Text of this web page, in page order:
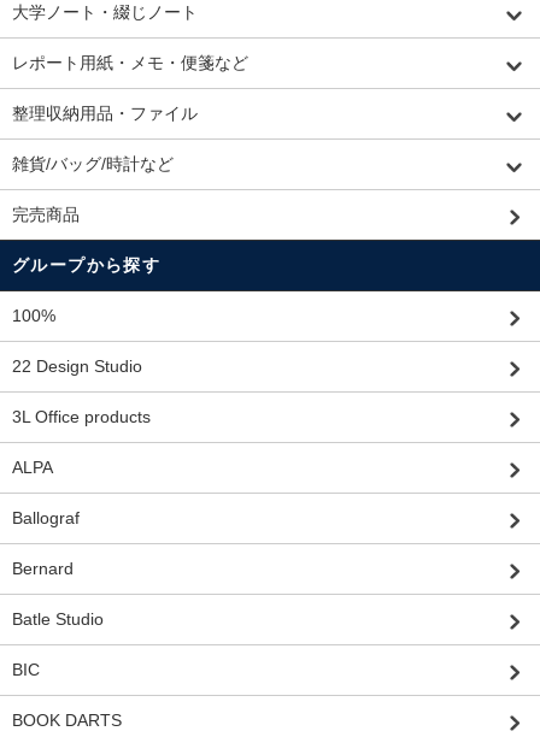
大学ノート・綴じノート
レポート用紙・メモ・便箋など
整理収納用品・ファイル
雑貨/バッグ/時計など
完売商品
グループから探す
100%
22 Design Studio
3L Office products
ALPA
Ballograf
Bernard
Batle Studio
BIC
BOOK DARTS